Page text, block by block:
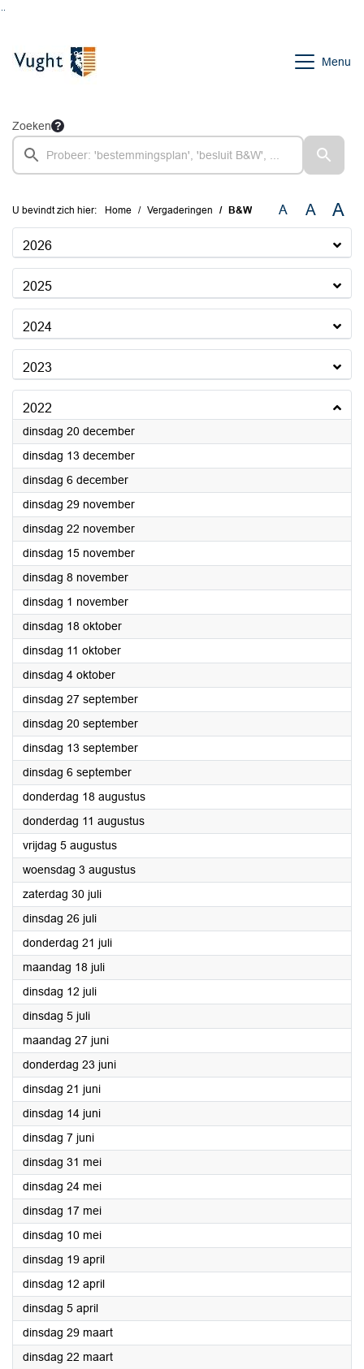
Menu
Zoeken
U bevindt zich hier: Home Vergaderingen B&W A A A
2026
2025
2024
2023
2022
dinsdag 20 december2022
dinsdag 13 december2022
dinsdag 6 december2022
dinsdag 29 november2022
dinsdag 22 november2022
dinsdag 15 november2022
dinsdag 8 november2022
dinsdag 1 november2022
dinsdag 18 oktober2022
dinsdag 11 oktober2022
dinsdag 4 oktober2022
dinsdag 27 september2022
dinsdag 20 september2022
dinsdag 13 september2022
dinsdag 6 september2022
donderdag 18 augustus2022
donderdag 11 augustus2022
vrijdag 5 augustus2022
woensdag 3 augustus2022
zaterdag 30 juli2022
dinsdag 26 juli2022
donderdag 21 juli2022
maandag 18 juli2022
dinsdag 12 juli2022
dinsdag 5 juli2022
maandag 27 juni2022
donderdag 23 juni2022
dinsdag 21 juni2022
dinsdag 14 juni2022
dinsdag 7 juni2022
dinsdag 31 mei2022
dinsdag 24 mei2022
dinsdag 17 mei2022
dinsdag 10 mei2022
dinsdag 19 april2022
dinsdag 12 april2022
dinsdag 5 april2022
dinsdag 29 maart2022
dinsdag 22 maart2022